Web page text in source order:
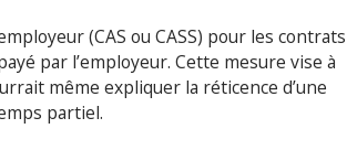
(CAS ou CASS) pour les contrats
par l’employeur. Cette mesure vise à
même expliquer la réticence d’une
partiel.